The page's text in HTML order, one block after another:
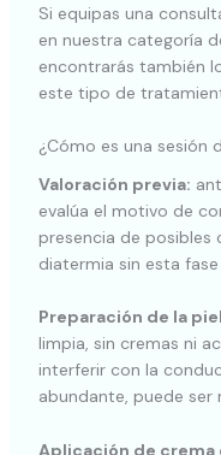
Si equipas una
en nuestra categoría
encontrarás también
este tipo de
¿Cómo es una sesión
Valoración previa:
evalúa el motivo de
presencia de posibles
diatermia sin esta fase
Preparación de la
limpia, sin cremas ni
interferir con la
abundante, puede ser
Aplicación de